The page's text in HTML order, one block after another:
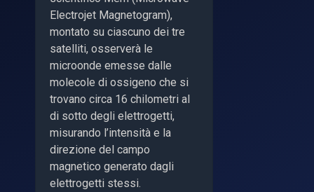
Electrojet Magnetogram),
montato su ciascuno dei tre
satelliti, osserverà le
microonde emesse dalle
molecole di ossigeno che si
trovano circa 16 chilometri al
di sotto degli elettrogetti,
misurando l’intensità e la
direzione del campo
magnetico generato dagli
elettrogetti stessi.